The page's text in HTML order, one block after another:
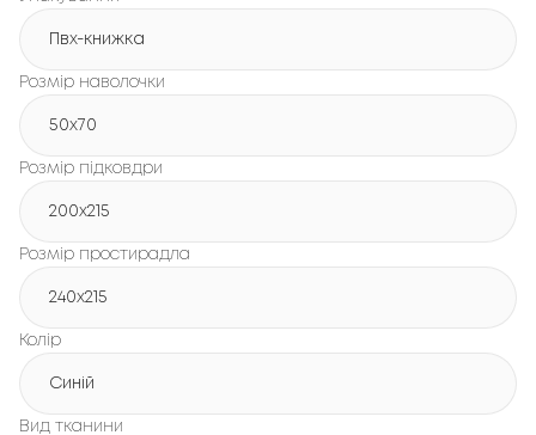
Пвх-книжка
Розмір наволочки
50x70
Розмір підковдри
200х215
Розмір простирадла
240х215
Колір
Синій
Вид тканини